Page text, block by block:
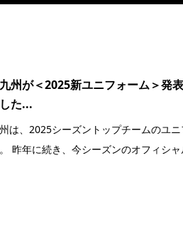
州が＜2025新ユニフォーム＞発
た...
は、2025シーズントップチームのユニ
昨年に続き、今シーズンのオフィシ